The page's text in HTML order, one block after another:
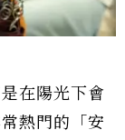
在陽光下會
熱門的「安